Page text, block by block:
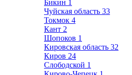
Бикин 1
Чуйская область 33
Токмок 4
Кант 2
Шопоков 1
Кировская область 32
Киров 24
Слободской 1